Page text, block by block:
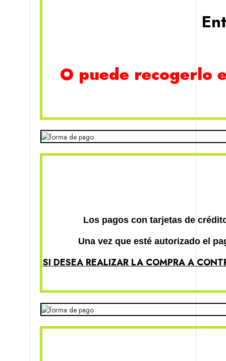
O puede recogerlo
Los pagos con tarjetas de
Una vez que esté autorizado el
SI DESEA REALIZAR LA COMPRA A